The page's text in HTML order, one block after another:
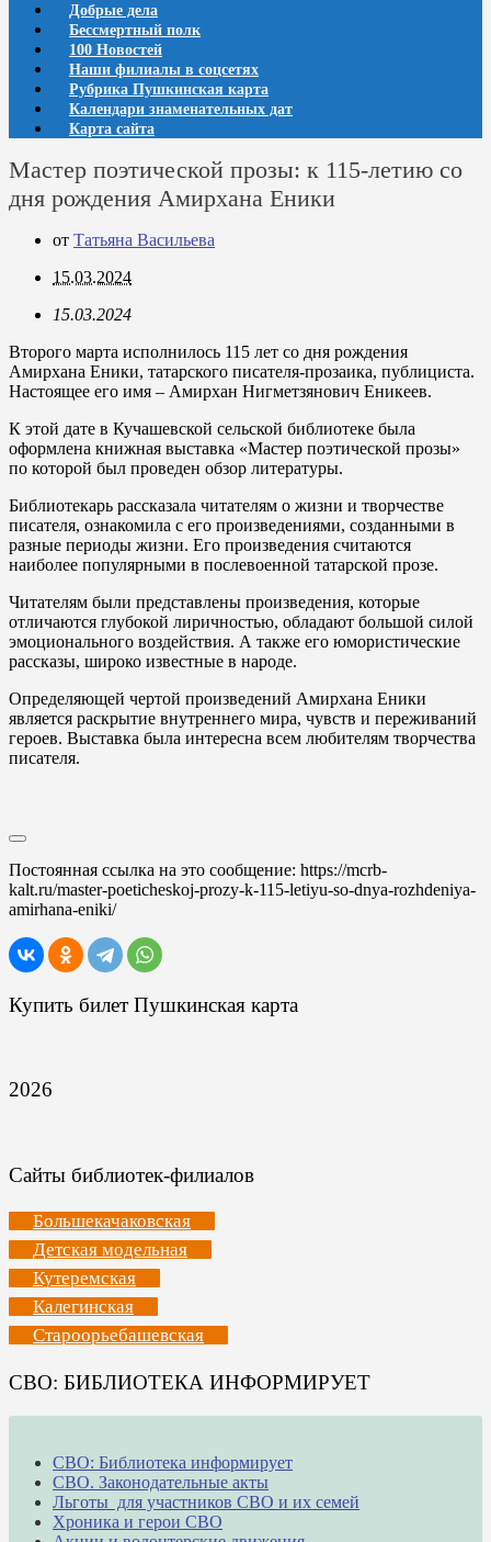
Добрые дела
Бессмертный полк
100 Новостей
Наши филиалы в соцсетях
Рубрика Пушкинская карта
Календари знаменательных дат
Карта сайта
Мастер поэтической прозы: к 115-летию со
дня рождения Амирхана Еники
от Татьяна Васильева
15.03.2024
15.03.2024
Второго марта исполнилось 115 лет со дня рождения
Амирхана Еники, татарского писателя-прозаика, публициста.
Настоящее его имя – Амирхан Нигметзянович Еникеев.
К этой дате в Кучашевской сельской библиотеке была
оформлена книжная выставка «Мастер поэтической прозы»
по которой был проведен обзор литературы.
Библиотекарь рассказала читателям о жизни и творчестве
писателя, ознакомила с его произведениями, созданными в
разные периоды жизни. Его произведения считаются
наиболее популярными в послевоенной татарской прозе.
Читателям были представлены произведения, которые
отличаются глубокой лиричностью, обладают большой силой
эмоционального воздействия. А также его юмористические
рассказы, широко известные в народе.
Определяющей чертой произведений Амирхана Еники
является раскрытие внутреннего мира, чувств и переживаний
героев. Выставка была интересна всем любителям творчества
писателя.
Постоянная ссылка на это сообщение: https://mcrb-
kalt.ru/master-poeticheskoj-prozy-k-115-letiyu-so-dnya-rozhdeniya-
amirhana-eniki/
Купить билет Пушкинская карта
2026
Сайты библиотек-филиалов
Большекачаковская
Детская модельная
Кутеремская
Калегинская
Староорьебашевская
СВО: БИБЛИОТЕКА ИНФОРМИРУЕТ
СВО: Библиотека информирует
СВО. Законодательные акты
Льготы для участников СВО и их семей
Хроника и герои СВО